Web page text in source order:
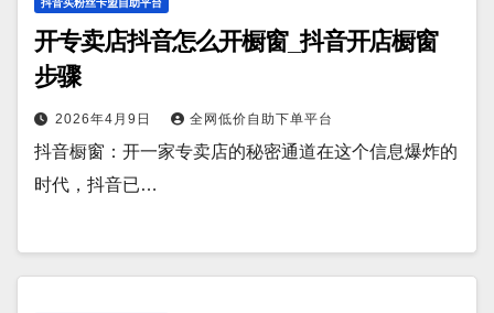
抖音买粉丝卡盟自助平台
开专卖店抖音怎么开橱窗_抖音开店橱窗
步骤
2026年4月9日 全网低价自助下单平台
抖音橱窗：开一家专卖店的秘密通道在这个信息爆炸的
时代，抖音已…